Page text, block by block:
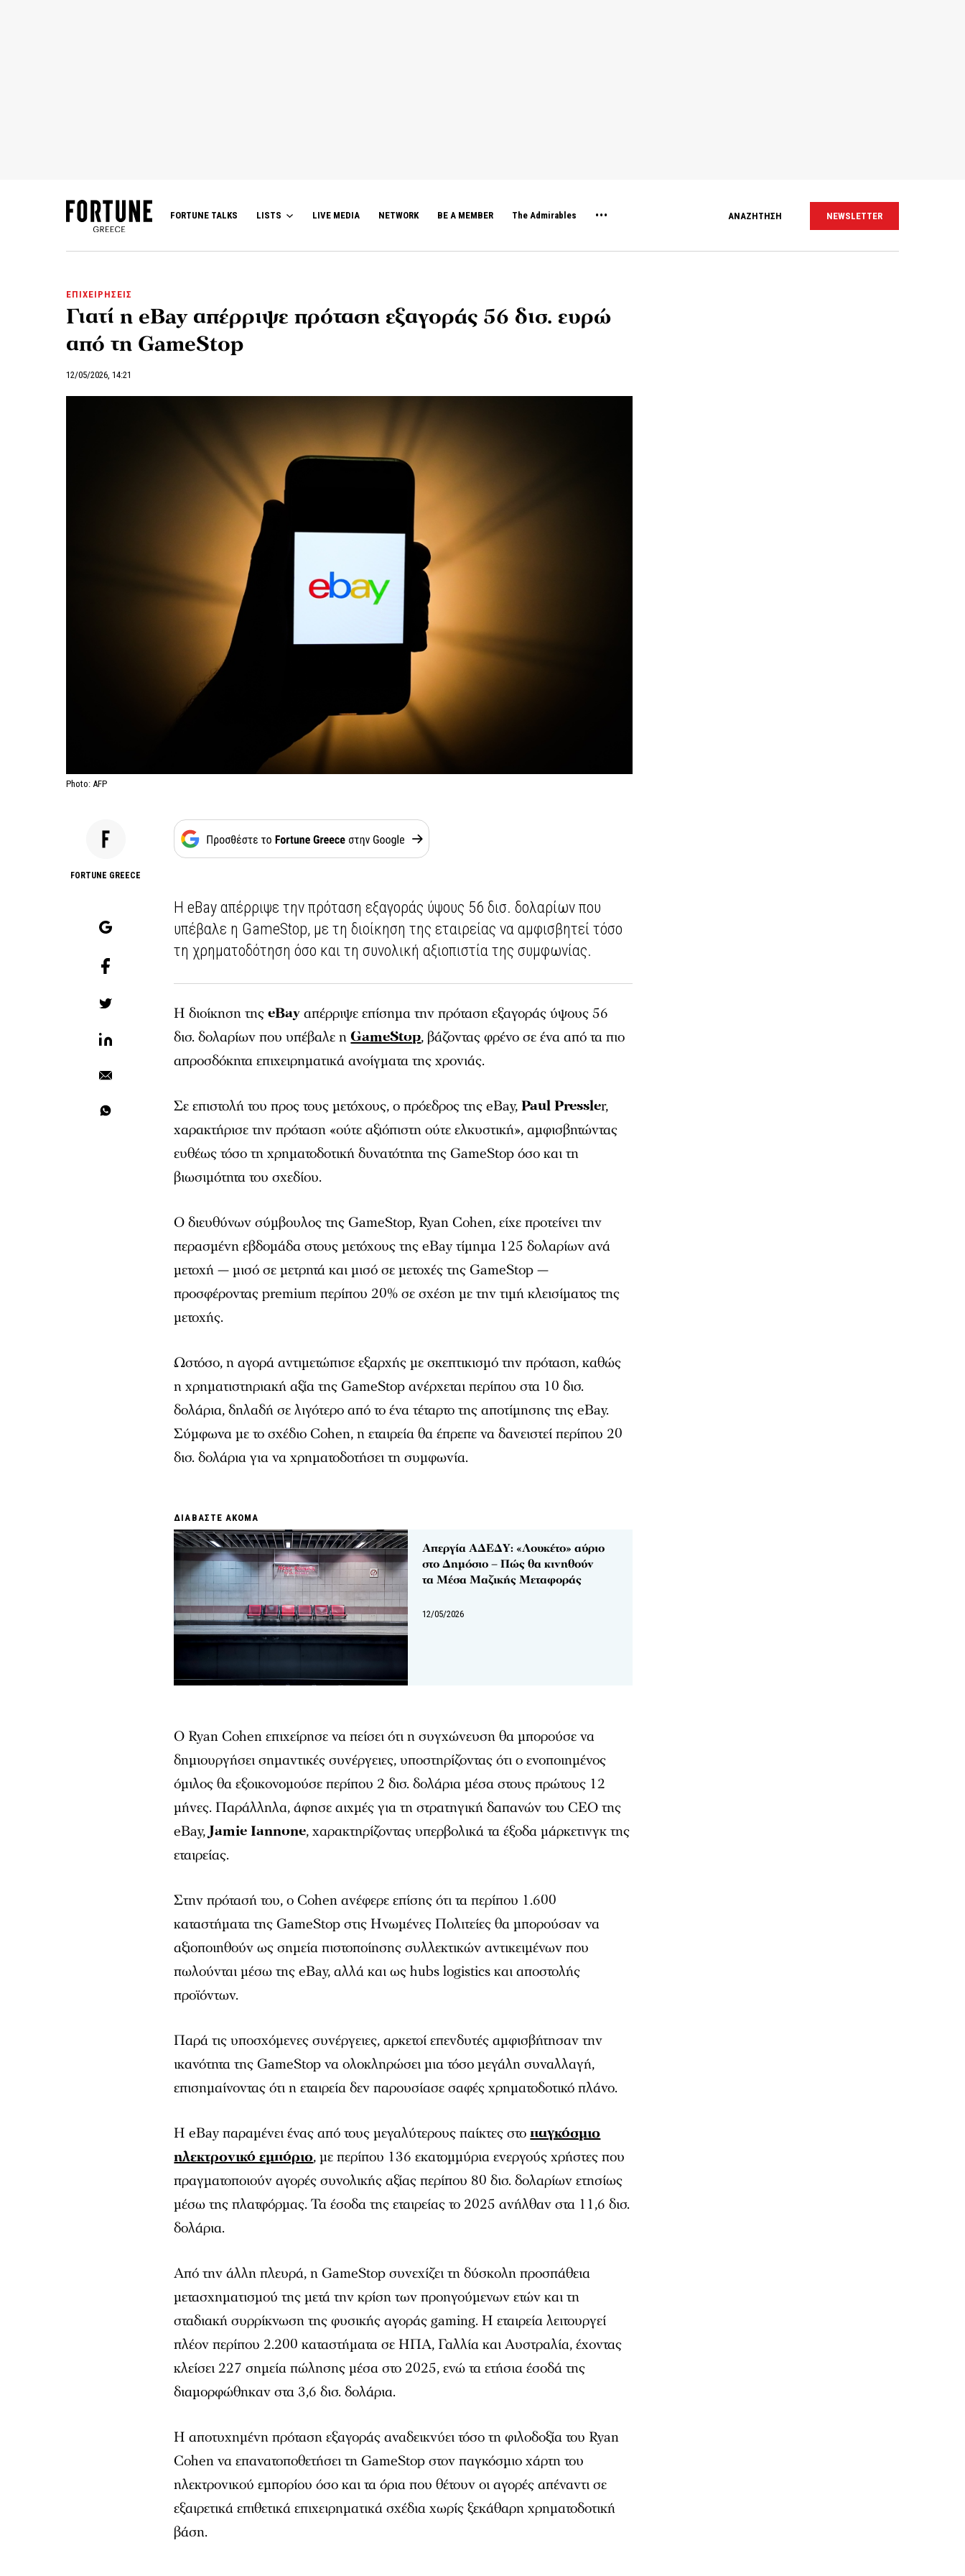
FORTUNE TALKS LISTS LIVE MEDIA NETWORK BE A MEMBER The Admirables ΑΝΑΖΗΤΗΣΗ NEWSLETTER
ΕΠΙΧΕΙΡΗΣΕΙΣ
Γιατί η eBay απέρριψε πρόταση εξαγοράς 56 δισ. ευρώ
από τη GameStop
12/05/2026, 14:21
Photo: AFP
FORTUNE GREECE
Η eBay απέρριψε την πρόταση εξαγοράς ύψους 56 δισ. δολαρίων που
υπέβαλε η GameStop, με τη διοίκηση της εταιρείας να αμφισβητεί τόσο
τη χρηματοδότηση όσο και τη συνολική αξιοπιστία της συμφωνίας.
Η διοίκηση τηςeBayαπέρριψε επίσημα την πρόταση εξαγοράς ύψους 56
δισ. δολαρίων που υπέβαλε ηGameStop, βάζοντας φρένο σε ένα από τα πιο
απροσδόκητα επιχειρηματικά ανοίγματα της χρονιάς.
Σε επιστολή του προς τους μετόχους, ο πρόεδρος της eBay,Paul Pressler,
χαρακτήρισε την πρόταση «ούτε αξιόπιστη ούτε ελκυστική», αμφισβητώντας
ευθέως τόσο τη χρηματοδοτική δυνατότητα της GameStop όσο και τη
βιωσιμότητα του σχεδίου.
Ο διευθύνων σύμβουλος της GameStop, Ryan Cohen, είχε προτείνει την
περασμένη εβδομάδα στους μετόχους της eBay τίμημα 125 δολαρίων ανά
μετοχή — μισό σε μετρητά και μισό σε μετοχές της GameStop —
προσφέροντας premium περίπου 20% σε σχέση με την τιμή κλεισίματος της
μετοχής.
Ωστόσο, η αγορά αντιμετώπισε εξαρχής με σκεπτικισμό την πρόταση, καθώς
η χρηματιστηριακή αξία της GameStop ανέρχεται περίπου στα 10 δισ.
δολάρια, δηλαδή σε λιγότερο από το ένα τέταρτο της αποτίμησης της eBay.
Σύμφωνα με το σχέδιο Cohen, η εταιρεία θα έπρεπε να δανειστεί περίπου 20
δισ. δολάρια για να χρηματοδοτήσει τη συμφωνία.
ΔΙΑΒΑΣΤΕ ΑΚΟΜΑ
Απεργία ΑΔΕΔΥ: «Λουκέτο» αύριο
στο Δημόσιο – Πώς θα κινηθούν
τα Μέσα Μαζικής Μεταφοράς
12/05/2026
Ο Ryan Cohen επιχείρησε να πείσει ότι η συγχώνευση θα μπορούσε να
δημιουργήσει σημαντικές συνέργειες, υποστηρίζοντας ότι ο ενοποιημένος
όμιλος θα εξοικονομούσε περίπου 2 δισ. δολάρια μέσα στους πρώτους 12
μήνες. Παράλληλα, άφησε αιχμές για τη στρατηγική δαπανών του CEO της
eBay,Jamie Iannone, χαρακτηρίζοντας υπερβολικά τα έξοδα μάρκετινγκ της
εταιρείας.
Στην πρότασή του, ο Cohen ανέφερε επίσης ότι τα περίπου 1.600
καταστήματα της GameStop στις Ηνωμένες Πολιτείες θα μπορούσαν να
αξιοποιηθούν ως σημεία πιστοποίησης συλλεκτικών αντικειμένων που
πωλούνται μέσω της eBay, αλλά και ως hubs logistics και αποστολής
προϊόντων.
Παρά τις υποσχόμενες συνέργειες, αρκετοί επενδυτές αμφισβήτησαν την
ικανότητα της GameStop να ολοκληρώσει μια τόσο μεγάλη συναλλαγή,
επισημαίνοντας ότι η εταιρεία δεν παρουσίασε σαφές χρηματοδοτικό πλάνο.
Η eBay παραμένει ένας από τους μεγαλύτερους παίκτες στοπαγκόσμιο
ηλεκτρονικό εμπόριο, με περίπου 136 εκατομμύρια ενεργούς χρήστες που
πραγματοποιούν αγορές συνολικής αξίας περίπου 80 δισ. δολαρίων ετησίως
μέσω της πλατφόρμας. Τα έσοδα της εταιρείας το 2025 ανήλθαν στα 11,6 δισ.
δολάρια.
Από την άλλη πλευρά, η GameStop συνεχίζει τη δύσκολη προσπάθεια
μετασχηματισμού της μετά την κρίση των προηγούμενων ετών και τη
σταδιακή συρρίκνωση της φυσικής αγοράς gaming. Η εταιρεία λειτουργεί
πλέον περίπου 2.200 καταστήματα σε ΗΠΑ, Γαλλία και Αυστραλία, έχοντας
κλείσει 227 σημεία πώλησης μέσα στο 2025, ενώ τα ετήσια έσοδά της
διαμορφώθηκαν στα 3,6 δισ. δολάρια.
Η αποτυχημένη πρόταση εξαγοράς αναδεικνύει τόσο τη φιλοδοξία του Ryan
Cohen να επανατοποθετήσει τη GameStop στον παγκόσμιο χάρτη του
ηλεκτρονικού εμπορίου όσο και τα όρια που θέτουν οι αγορές απέναντι σε
εξαιρετικά επιθετικά επιχειρηματικά σχέδια χωρίς ξεκάθαρη χρηματοδοτική
βάση.